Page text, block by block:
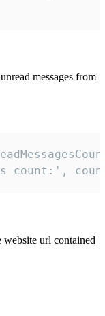
messages from
count:',
url contained